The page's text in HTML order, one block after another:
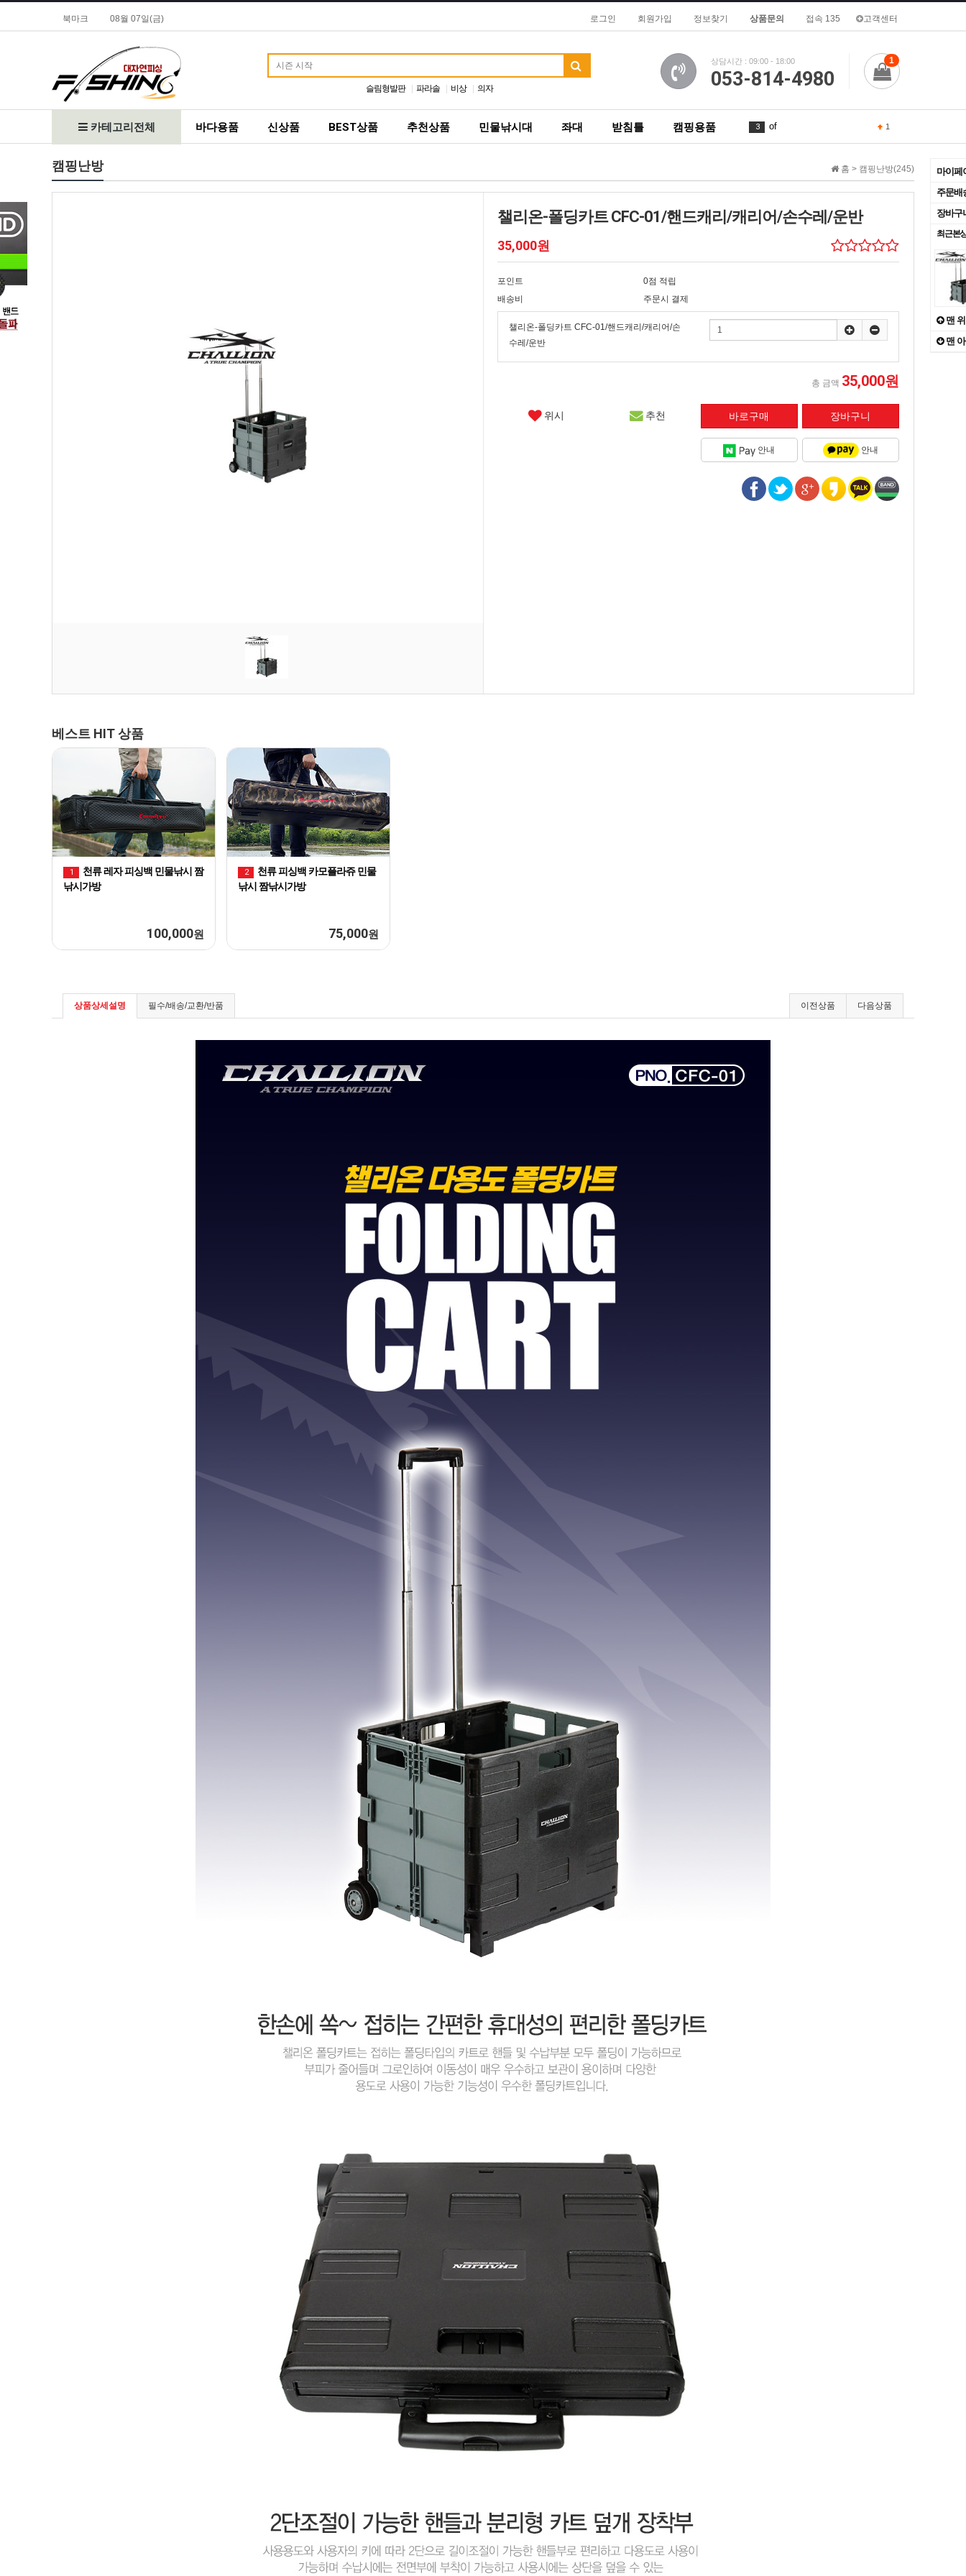
북마크 08월 07일(금) 로그인 회원가입 정보찾기 상품문의 접속 135 고객센터
슬림형발판 파라솔 비상 의자
상담시간 : 09:00 - 18:00
053-814-4980
1
1
3 of
6 is
10 대자연
카테고리전체 바다용품 신상품 BEST상품 추천상품 민물낚시대 좌대 받침틀 캠핑용품
마이페
주문배
장바구
최근본
맨
맨
홈 > 캠핑난방(245)
캠핑난방
챌리온-폴딩카트 CFC-01/핸드캐리/캐리어/손수레/운반
35,000원
포인트
0점 적립
배송비
주문시 결제
챌리온-폴딩카트 CFC-01/핸드캐리/캐리어/손
수레/운반
총 금액 35,000원
위시 추천
안내 안내
베스트 HIT 상품
1
천류 레자 피싱백 민물낚시 짬
낚시가방
100,000원
2
천류 피싱백 카모플라쥬 민물
낚시 짬낚시가방
75,000원
상품상세설명 필수/배송/교환/반품 다음상품
이전상품